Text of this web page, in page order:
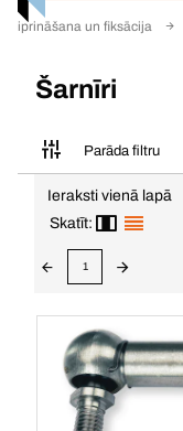
Stiprināšana un fiksācija
Šarnīri
Parāda filtru
Ieraksti vienā lapā
Skatīt:
1